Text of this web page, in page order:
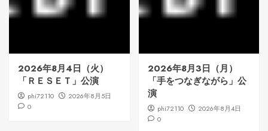
2026年8月4日（火）
「ＲＥＳＥＴ」公演
phi72110
2026年8月5日
0
2026年8月3日（月）
「手をつなぎながら」公
演
phi72110
2026年8月4日
0